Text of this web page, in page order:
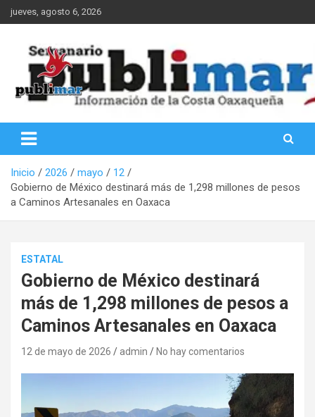
Saltar
al
jueves, agosto 6, 2026
PubliMar
Inicio 2026 mayo
12
Gobierno de México destinará más de 1,298 millones de pesos
a Caminos Artesanales en Oaxaca
ESTATAL
Gobierno de México destinará
más de 1,298 millones de pesos a
Caminos Artesanales en Oaxaca
12 de mayo de 2026 admin No hay comentarios